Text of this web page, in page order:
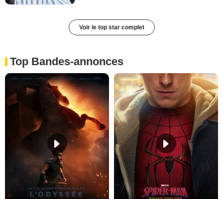
Voir le top star complet
Top Bandes-annonces